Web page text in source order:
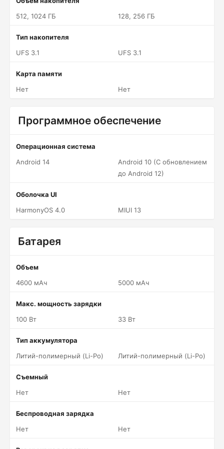
512, 1024 ГБ
128, 256 ГБ
Тип накопителя
UFS 3.1
UFS 3.1
Карта памяти
Нет
Нет
Программное обеспечение
Операционная система
Android 14
Android 10 (С обновлением
до Android 12)
Оболочка UI
HarmonyOS 4.0
MIUI 13
Батарея
Объем
4600 мАч
5000 мАч
Макс. мощность зарядки
100 Вт
33 Вт
Тип аккумулятора
Литий-полимерный (Li-Po)
Литий-полимерный (Li-Po)
Съемный
Нет
Нет
Беспроводная зарядка
Нет
Нет